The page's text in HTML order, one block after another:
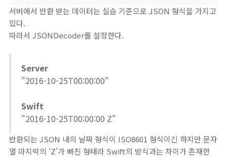
서버에서 반환 받는 데이터는 실습 기준으로 JSON 형식을 가지고
있다.
따라서 JSONDecoder를 설정한다.
Server
"2016-10-25T00:00:00"
Swift
"2016-10-25T00:00:00 Z"
반환되는 JSON 내의 날짜 형식이 ISO8601 형식이긴 하지만 문자
열 마지막의 'Z'가 빠진 형태라 Swift의 방식과는 차이가 존재한